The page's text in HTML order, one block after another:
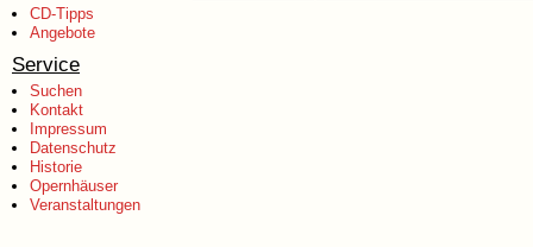
CD-Tipps
Angebote
Service
Suchen
Kontakt
Impressum
Datenschutz
Historie
Opernhäuser
Veranstaltungen